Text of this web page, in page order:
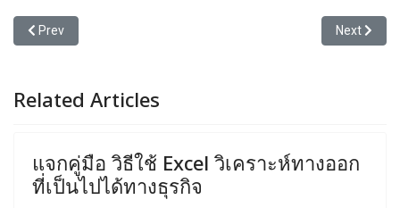
Previous article: มาอวดสูตรย้าวยาวให้ดูกันครับ
Prev Next
Next
Related Articles
แจกคู่มือ วิธีใช้ Excel วิเคราะห์ทางออก
ที่เป็นไปได้ทางธุรกิจ